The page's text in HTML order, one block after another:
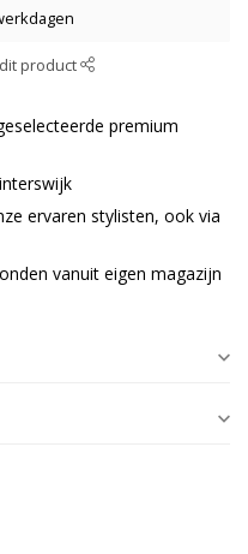
product
premium
ervaren stylisten, ook via
vanuit eigen magazijn